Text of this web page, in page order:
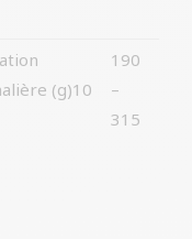
(g)10
190
–
315